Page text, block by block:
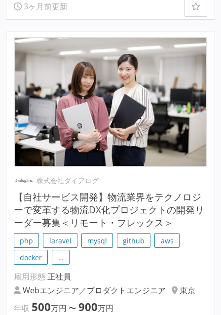
3ヶ月前更新
株式会社ダイアログ
【自社サービス開発】物流業界をテクノロジ
ーで変革する物流DX化プロジェクトの開発リ
ーダー募集＜リモート・フレックス＞
php laravel mysql github
aws
docker
…
雇用形態 正社員
Webエンジニア／プロダクトエンジニア
東京
年収 500万円 〜 900万円